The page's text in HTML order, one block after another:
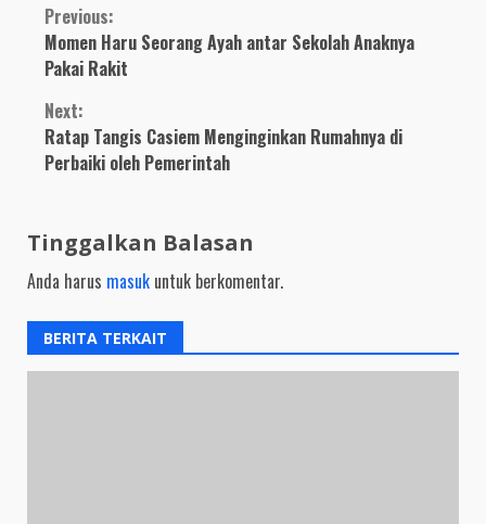
Continue
Reading
Previous:
Momen Haru Seorang Ayah antar Sekolah Anaknya
Pakai Rakit
Next:
Ratap Tangis Casiem Menginginkan Rumahnya di
Perbaiki oleh Pemerintah
Tinggalkan Balasan
Anda harus masuk untuk berkomentar.
BERITA TERKAIT